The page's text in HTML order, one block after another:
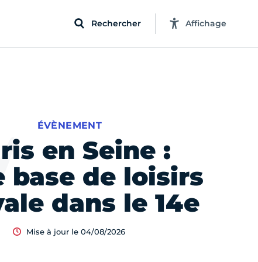
Rechercher Affichage
en Seine :
base de loisirs
dans le 14e
ÉVÈNEMENT
Mise à jour le 04/08/2026